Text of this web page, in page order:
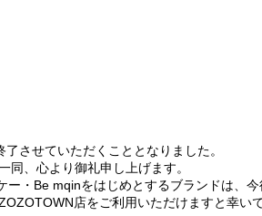
させていただくこととなりました。
、心より御礼申し上げます。
・Be mqinをはじめとするブランドは、
店をご利用いただけますと幸いで